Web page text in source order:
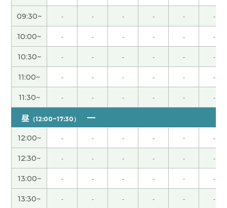
能够久违见到您，我真的感到非常开心。因为我有
一段时间没有学习中文，这次和您聊天后，我想重
新继续努力学习。下次见。谢谢。
指導は厳しいようですが、お話相手としてはとても
楽しい方ですよ( 40代 男性 )
谢谢老师！ 下次再见吧 ( 男性 )
谢谢老师！ 好久不见了 这节课也很开心 下次见吧！
( 男性 )
コメントに中国語の言い方がきついと書いている
方がいますが、同感です。複数回受けていますが、
25分ですら長く感じることがあります。ご注意く
ださい。
09:30~ - - - - - -
10:00~ - - - - - -
10:30~ - - - - - -
11:00~ - - - - - -
11:30~ - - - - - -
昼 （12:00~17:30）
12:00~ - - - - - -
12:30~ - - - - - -
13:00~ - - - - - -
13:30~ - - - - - -